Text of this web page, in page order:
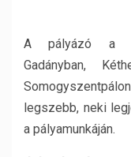
A pályázó a
Gadányban,
legszebb, neki
a pályamunkáján.